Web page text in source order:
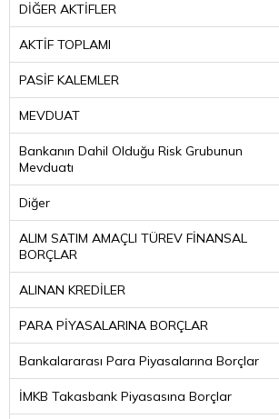
DİĞER AKTİFLER
AKTİF TOPLAMI
PASİF KALEMLER
MEVDUAT
Bankanın Dahil Olduğu Risk Grubunun
Mevduatı
Diğer
ALIM SATIM AMAÇLI TÜREV FİNANSAL
BORÇLAR
ALINAN KREDİLER
PARA PİYASALARINA BORÇLAR
Bankalararası Para Piyasalarına Borçlar
İMKB Takasbank Piyasasına Borçlar